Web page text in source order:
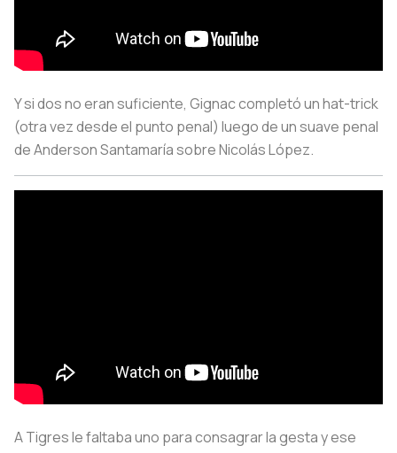
Y si dos no eran suficiente, Gignac completó un hat-trick
(otra vez desde el punto penal) luego de un suave penal
de Anderson Santamaría sobre Nicolás López.
A Tigres le faltaba uno para consagrar la gesta y ese